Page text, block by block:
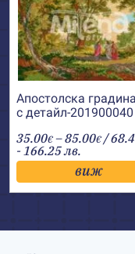
Апостолска
с детайл-201900040
35.00€ –85.00€Price
range:
/
- 166.25 лв.
виж